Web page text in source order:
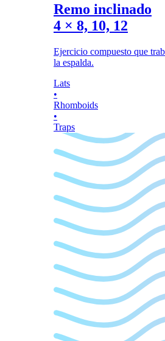
Remo inclinado
4 × 8, 10, 12
Ejercicio compuesto que
la espalda.
Lats
•
Rhomboids
•
Traps